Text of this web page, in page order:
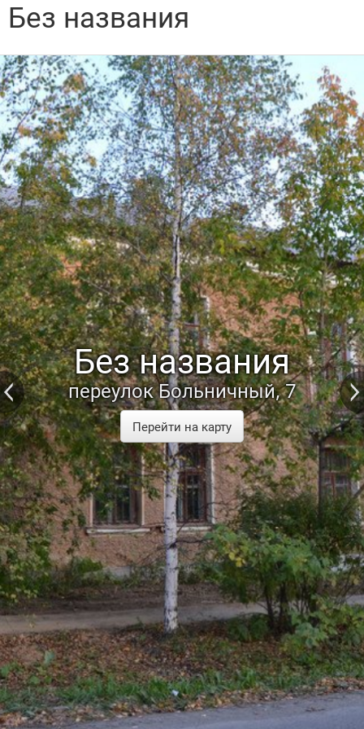
Без названия
переулок Больничный, 7
Перейти на карту
Без названия